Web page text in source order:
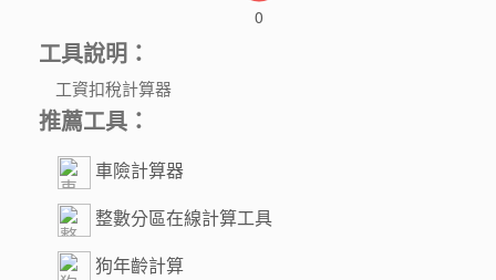
0
工具說明：
工資扣稅計算器
推薦工具：
車險計算器
整數分區在線計算工具
狗年齡計算